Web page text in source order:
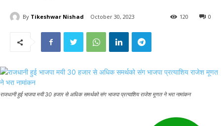
By Tikeshwar Nishad October 30, 2023 0
120
राजधानी हुई भाजपा मयी 30 हजार से अधिक समर्थको संग भाजपा प्रत्याशिय राजेश मूणत ने भरा नामांकन